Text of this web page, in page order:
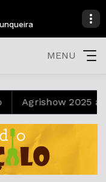
MENU
Agrishow 2025